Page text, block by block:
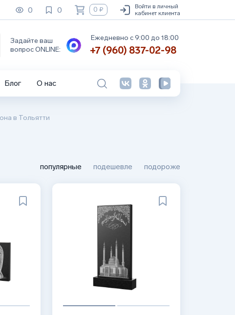
0 0 0 ₽
Войти в личный
кабинет клиента
Задайте ваш
вопрос ONLINE:
Ежедневно с 9:00 до 18:00
+7 (960) 837-02-98
Блог О нас
в Тольятти
популярные подешевле подороже